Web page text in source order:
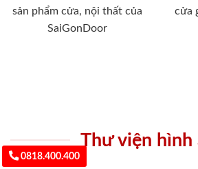
sản phẩm cửa, nội thất của
SaiGonDoor
cửa
Thư viện hình
0818.400.400